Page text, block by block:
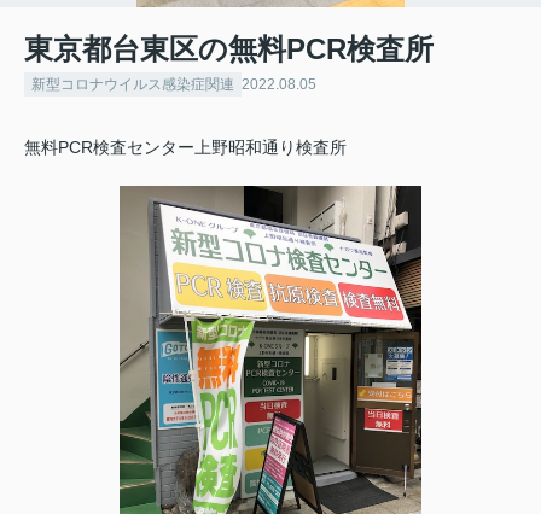
東京都台東区の無料PCR検査所
新型コロナウイルス感染症関連 2022.08.05
無料PCR検査センター上野昭和通り検査所